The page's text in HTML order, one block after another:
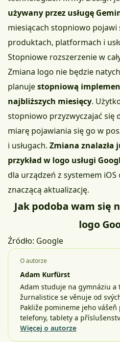
używany przez usługę
miesiącach stopniowo pojawi
produktach, platformach i
Stopniowe rozszerzenie w
Zmiana logo nie będzie
planujestopniową
najbliższych miesięcy.
stopniowo przyzwyczajać się
miarę pojawiania się go w
i usługach. Zmiana znalazła
przykład w logo usługi
dla urządzeń z systemem iOS
znaczącą aktualizację.
Jak podoba wam się
logo
Źródło: Google
O autorze
Adam Kurfürst
Adam studuje na gymnáziu a
žurnalistice se věnuje od
Pakliže pomineme jeho
telefony, tablety a
Więcej o autorze